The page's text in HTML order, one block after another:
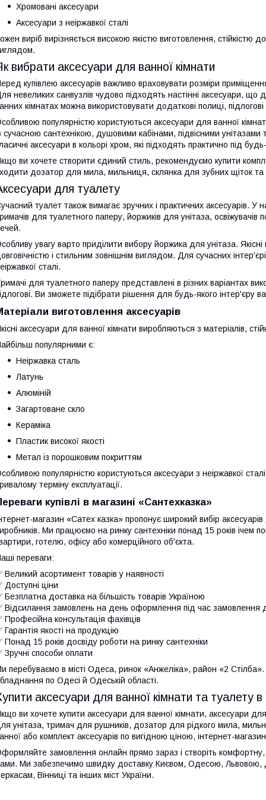
Хромовані аксесуари
Аксесуари з неіржавкої сталі
виріб вирізняється високою якістю виготовлення, стійкістю
вибрати аксесуари для ванної кімнати
купівлею аксесуарів важливо враховувати розміри
невеликих санвузлів чудово підходять настінні аксесуари,
кімнатах можна використовувати додаткові полиці,
популярністю користуються аксесуари для ванної
сучасною сантехнікою, душовими кабінами, підвісними
аксесуари в кольорі хром, які підходять практично під
ви хочете створити єдиний стиль, рекомендуємо купити
дозатор для мила, мильниця, склянка для зубних щіток та
для туалету
туалет також вимагає зручних і практичних аксесуарів. У
для туалетного паперу, йоржиків для унітаза, освіжувачів
увагу варто приділити вибору йоржика для унітаза.
і стильним зовнішнім виглядом. Для сучасних
сталі.
для туалетного паперу представлені в різних варіантах
Ви зможете підібрати рішення для будь-якого інтер'єру
виготовлення аксесуарів
аксесуари для ванної кімнати виробляються з матеріалів,
популярними є:
Неіржавка сталь
Латунь
Алюміній
Загартоване скло
Кераміка
Пластик високої якості
Метал із порошковим покриттям
популярністю користуються аксесуари з неіржавкої сталі
терміну експлуатації.
купівлі в магазині «Сантехказка»
магазин «Сатех казка» пропонує широкий вибір
Ми працюємо на ринку сантехніки понад 15 років ічем
готелю, офісу або комерційного об'єкта.
переваги:
Великий асортимент товарів у наявності
Доступні ціни
Безплатна доставка на більшість товарів Україною
Відсилання замовлень на день оформлення під час замовлення
Професійна консультація фахівців
Гарантія якості на продукцію
Понад 15 років досвіду роботи на ринку сантехніки
Зручні способи оплати
перебуваємо в місті Одеса, ринок «Анжеліка», район «2
по Одесі й Одеській області.
аксесуари для ванної кімнати та туалету в
ви хочете купити аксесуари для ванної кімнати, аксесуари
унітаза, тримач для рушників, дозатор для рідкого мила,
або комплект аксесуарів по вигідною ціною, інтернет-
замовлення онлайн прямо зараз і створіть комфортну,
Ми забезпечимо швидку доставку Києвом, Одесою, Львовою,
Вінниці та інших міст України.